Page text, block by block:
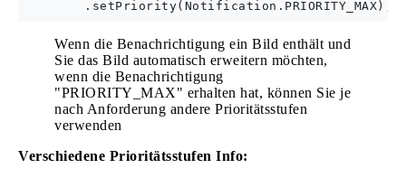
Wenn die Benachrichtigung ein Bild enthält und
Sie das Bild automatisch erweitern möchten,
wenn die Benachrichtigung
"PRIORITY_MAX" erhalten hat, können Sie je
nach Anforderung andere Prioritätsstufen
verwenden
Verschiedene Prioritätsstufen Info: